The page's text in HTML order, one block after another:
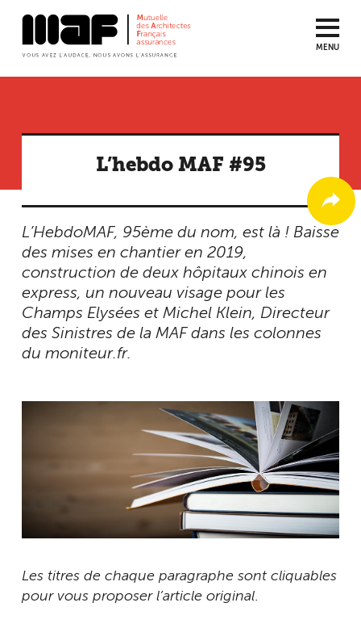
MENU
L’hebdo MAF #95
L’HebdoMAF, 95ème du nom, est là ! Baisse
des mises en chantier en 2019,
construction de deux hôpitaux chinois en
express, un nouveau visage pour les
Champs Elysées et Michel Klein, Directeur
des Sinistres de la MAF dans les colonnes
du moniteur.fr.
Les titres de chaque paragraphe sont cliquables
pour vous proposer l’article original.